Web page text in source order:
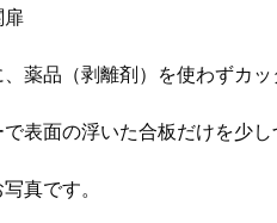
、薬品（剥離剤）を使わずカ
表面の浮いた合板だけを少し
真です。